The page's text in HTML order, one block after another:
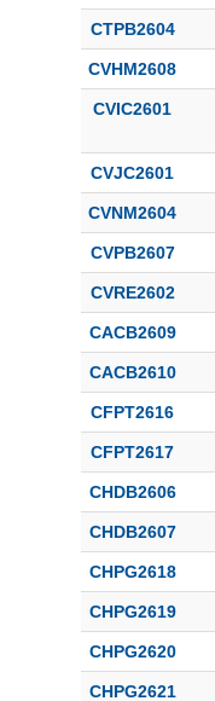
CTPB2604
CVHM2608
CVIC2601
CVJC2601
CVNM2604
CVPB2607
CVRE2602
CACB2609
CACB2610
CFPT2616
CFPT2617
CHDB2606
CHDB2607
CHPG2618
CHPG2619
CHPG2620
CHPG2621